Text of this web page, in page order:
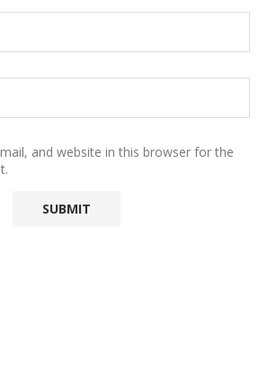
and website in this browser for the